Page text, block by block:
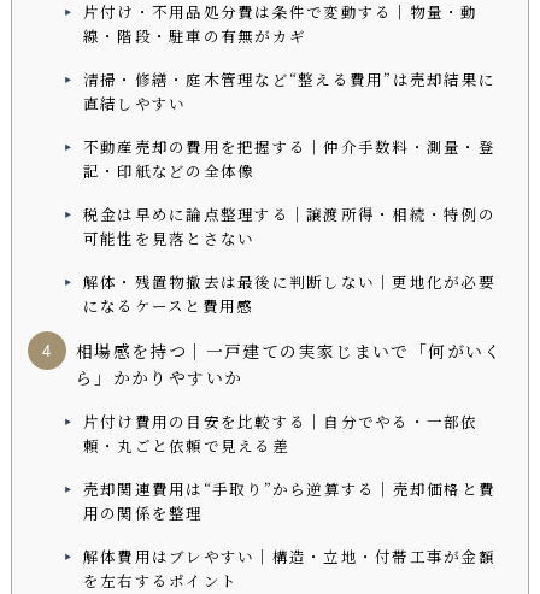
片付け・不用品処分費は条件で変動する｜物量・動
線・階段・駐車の有無がカギ
清掃・修繕・庭木管理など“整える費用”は売却結果に
直結しやすい
不動産売却の費用を把握する｜仲介手数料・測量・登
記・印紙などの全体像
税金は早めに論点整理する｜譲渡所得・相続・特例の
可能性を見落とさない
解体・残置物撤去は最後に判断しない｜更地化が必要
になるケースと費用感
相場感を持つ｜一戸建ての実家じまいで「何がいく
ら」かかりやすいか
片付け費用の目安を比較する｜自分でやる・一部依
頼・丸ごと依頼で見える差
売却関連費用は“手取り”から逆算する｜売却価格と費
用の関係を整理
解体費用はブレやすい｜構造・立地・付帯工事が金額
を左右するポイント